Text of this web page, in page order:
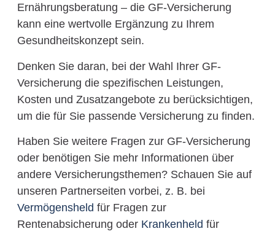
Ernährungsberatung – die GF-Versicherung
kann eine wertvolle Ergänzung zu Ihrem
Gesundheitskonzept sein.
Denken Sie daran, bei der Wahl Ihrer GF-
Versicherung die spezifischen Leistungen,
Kosten und Zusatzangebote zu berücksichtigen,
um die für Sie passende Versicherung zu finden.
Haben Sie weitere Fragen zur GF-Versicherung
oder benötigen Sie mehr Informationen über
andere Versicherungsthemen? Schauen Sie auf
unseren Partnerseiten vorbei, z. B. bei
Vermögensheld für Fragen zur
Rentenabsicherung oder Krankenheld für